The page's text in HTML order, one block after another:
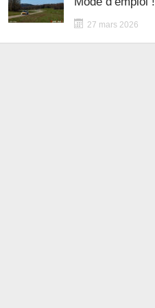
27 mars 2026